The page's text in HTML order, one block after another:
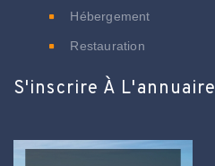
Hébergement
Restauration
S'inscrire À L'annuaire